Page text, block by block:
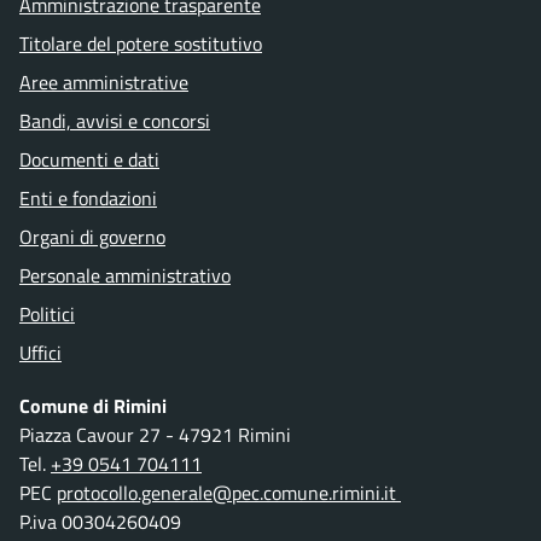
Titolare del potere sostitutivo
Aree amministrative
Bandi, avvisi e concorsi
Documenti e dati
Enti e fondazioni
Organi di governo
Personale amministrativo
Politici
Uffici
Comune di Rimini
Piazza Cavour 27 - 47921 Rimini
Tel. +39 0541 704111
PEC protocollo.generale@pec.comune.rimini.it
P.iva 00304260409